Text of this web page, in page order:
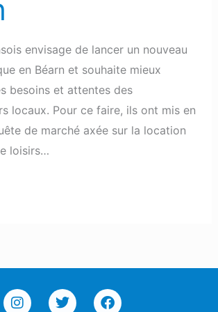
envisage de lancer un nouveau
en Béarn et souhaite mieux
besoins et attentes des
locaux. Pour ce faire, ils ont mis en
de marché axée sur la location
loisirs…
I
T
F